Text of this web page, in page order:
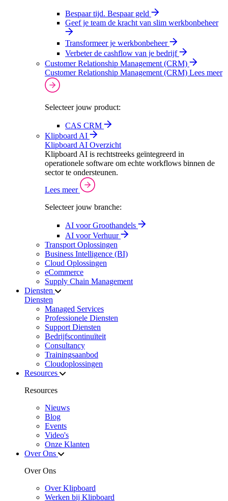
Bespaar tijd. Bespaar geld
Geef je team de kracht van slim werkbonbeheer
Transformeer je werkbonbeheer
Verbeter de cashflow van je bedrijf
Customer Relationship Management (CRM)
Customer Relationship Management (CRM) Lees meer
Selecteer jouw product:
CAS CRM
Klipboard AI
Klipboard AI Overzicht
Klipboard AI is rechtstreeks geïntegreerd in
operationele software om echte workflows binnen de
sector te ondersteunen.
Lees meer
Selecteer jouw branche:
AI voor Groothandels
AI voor Verhuur
Transport Oplossingen
Business Intelligence (BI)
Cloud Oplossingen
eCommerce
Supply Chain Management
Diensten
Diensten
Managed Services
Professionele Diensten
Support Diensten
Bedrijfscontinuïteit
Consultancy
Trainingsaanbod
Cloudoplossingen
Resources
Resources
Nieuws
Blog
Events
Video's
Onze Klanten
Over Ons
Over Ons
Over Klipboard
Werken bij Klipboard